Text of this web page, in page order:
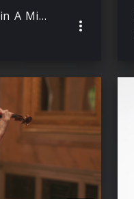
Dvořák: Violin Concerto in A Minor, Op. 53, B.108: III. Finale (feat. Andrés Orozco-Estrada)